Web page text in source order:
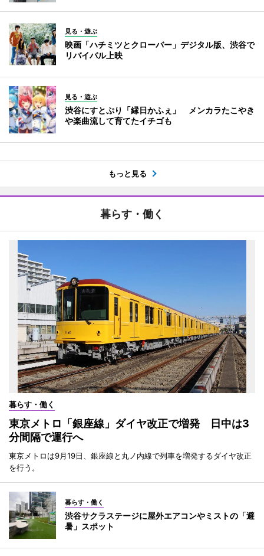
見る・遊ぶ
映画「ハチミツとクローバー」デジタル版、渋谷で
リバイバル上映
見る・遊ぶ
渋谷にすとぷり「縁日かふぇ」 メンカラたこやき
や楽曲流して育てたイチゴも
もっと見る
暮らす・働く
暮らす・働く
東京メトロ「銀座線」ダイヤ改正で増発 日中は3
分間隔で運行へ
東京メトロは9月19日、銀座線と丸ノ内線で列車を増発するダイヤ改正
を行う。
暮らす・働く
渋谷サクラステージに屋外エアコンやミストの「避
暑」スポット